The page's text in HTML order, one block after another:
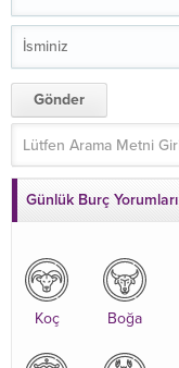
Günlük Burç Yorumları
Koç Boğa